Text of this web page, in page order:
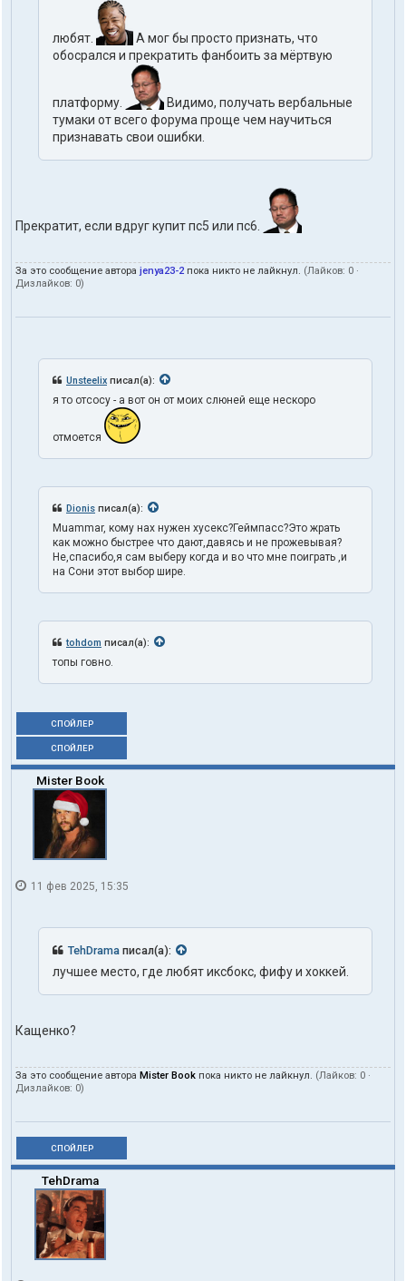
любят.
А мог бы просто признать, что
обосрался и прекратить фанбоить за мёртвую
платформу.
Видимо, получать вербальные
тумаки от всего форума проще чем научиться
признавать свои ошибки.
Прекратит, если вдруг купит пс5 или пс6.
За это сообщение автора jenya23-2 пока никто не лайкнул. (Лайков: 0 ·
Дизлайков: 0)
Unsteelix писал(а):
я то отсосу - а вот он от моих слюней еще нескоро
отмоется
Dionis писал(а):
Muammar, кому нах нужен хусекс?Геймпасс?Это жрать
как можно быстрее что дают,давясь и не прожевывая?
Не,спасибо,я сам выберу когда и во что мне поиграть ,и
на Сони этот выбор шире.
tohdom писал(а):
топы говно.
СПОЙЛЕР
СПОЙЛЕР
Mister Book
11 фев 2025, 15:35
TehDrama писал(а):
лучшее место, где любят иксбокс, фифу и хоккей.
Кащенко?
За это сообщение автора Mister Book пока никто не лайкнул. (Лайков: 0 ·
Дизлайков: 0)
СПОЙЛЕР
TehDrama